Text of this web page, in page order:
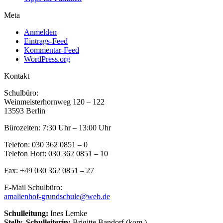
Meta
Anmelden
Eintrags-Feed
Kommentar-Feed
WordPress.org
Kontakt
Schulbüro:
Weinmeisterhornweg 120 – 122
13593 Berlin
Bürozeiten: 7:30 Uhr – 13:00 Uhr
Telefon: 030 362 0851 – 0
Telefon Hort: 030 362 0851 – 10
Fax: +49 030 362 0851 – 27
E-Mail Schulbüro:
amalienhof-grundschule@web.de
Schulleitung: Ines Lemke